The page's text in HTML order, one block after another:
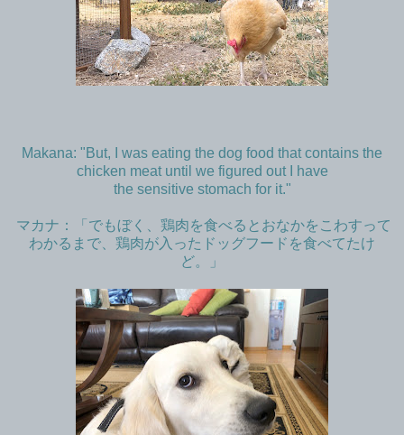
Makana: "But, I was eating the dog food that contains the
chicken meat until we figured out I have
the sensitive stomach for it."
マカナ：「でもぼく、鶏肉を食べるとおなかをこわすって
わかるまで、鶏肉が入ったドッグフードを食べてたけ
ど。」